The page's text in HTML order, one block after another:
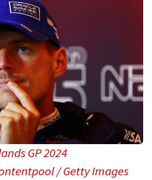
GP 2024
/ Getty Images